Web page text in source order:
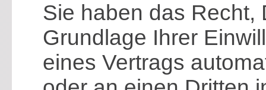
Sie haben das Recht,
Grundlage Ihrer
eines Vertrags